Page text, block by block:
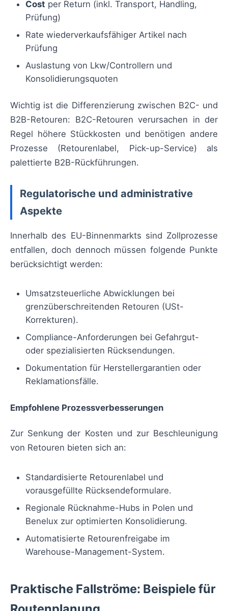
Cost per Return (inkl. Transport, Handling,
Prüfung)
Rate wiederverkaufsfähiger Artikel nach
Prüfung
Auslastung von Lkw/Controllern und
Konsolidierungsquoten
Wichtig ist die Differenzierung zwischen B2C- und
B2B-Retouren: B2C-Retouren verursachen in der
Regel höhere Stückkosten und benötigen andere
Prozesse (Retourenlabel, Pick-up-Service) als
palettierte B2B-Rückführungen.
Regulatorische und administrative
Aspekte
Innerhalb des EU-Binnenmarkts sind Zollprozesse
entfallen, doch dennoch müssen folgende Punkte
berücksichtigt werden:
Umsatzsteuerliche Abwicklungen bei
grenzüberschreitenden Retouren (USt-
Korrekturen).
Compliance-Anforderungen bei Gefahrgut-
oder spezialisierten Rücksendungen.
Dokumentation für Herstellergarantien oder
Reklamationsfälle.
Empfohlene Prozessverbesserungen
Zur Senkung der Kosten und zur Beschleunigung
von Retouren bieten sich an:
Standardisierte Retourenlabel und
vorausgefüllte Rücksendeformulare.
Regionale Rücknahme-Hubs in Polen und
Benelux zur optimierten Konsolidierung.
Automatisierte Retourenfreigabe im
Warehouse-Management-System.
Praktische Fallströme: Beispiele für